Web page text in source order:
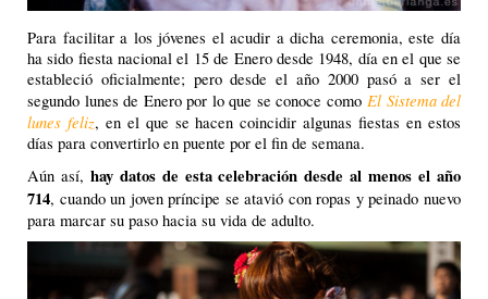
Para facilitar a los jóvenes el acudir a dicha ceremonia, este día
ha sido fiesta nacional el 15 de Enero desde 1948, día en el que se
estableció oficialmente; pero desde el año 2000 pasó a ser el
segundo lunes de Enero por lo que se conoce como El Sistema del
lunes feliz, en el que se hacen coincidir algunas fiestas en estos
días para convertirlo en puente por el fin de semana.
Aún así, hay datos de esta celebración desde al menos el año
714, cuando un joven príncipe se atavió con ropas y peinado nuevo
para marcar su paso hacia su vida de adulto.